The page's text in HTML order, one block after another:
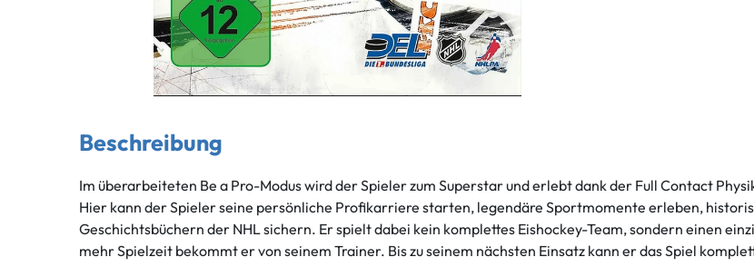
Beschreibung
Im überarbeiteten Be a Pro-Modus wird der Spieler zum Superstar und erlebt dank der Full Contact
Hier kann der Spieler seine persönliche Profikarriere starten, legendäre Sportmomente erleben,
Geschichtsbüchern der NHL sichern. Er spielt dabei kein komplettes Eishockey-Team, sondern einen
mehr Spielzeit bekommt er von seinem Trainer. Bis zu seinem nächsten Einsatz kann er das Spiel